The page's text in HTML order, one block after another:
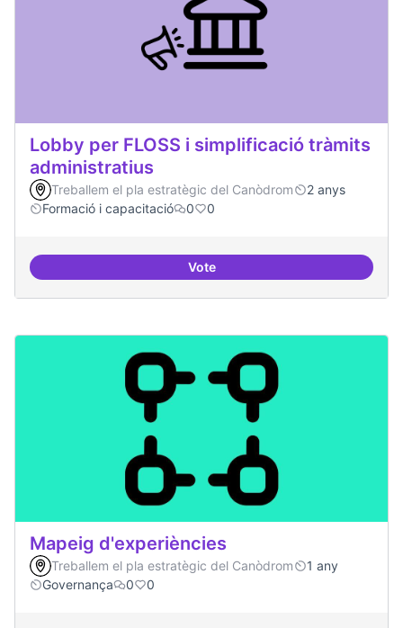
Lobby per FLOSS i simplificació tràmits
administratius
Treballem el pla estratègic del Canòdrom
2 anys
Formació i capacitació
0 0
VoteLobby per FLOSS i
Mapeig d'experiències
Treballem el pla estratègic del Canòdrom
1 any
Governança
0 0